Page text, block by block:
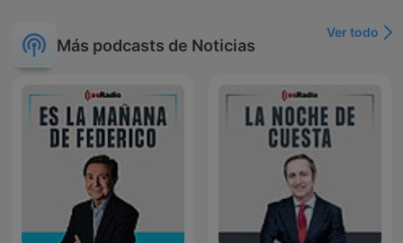
Más podcasts de Noticias
Ver todo